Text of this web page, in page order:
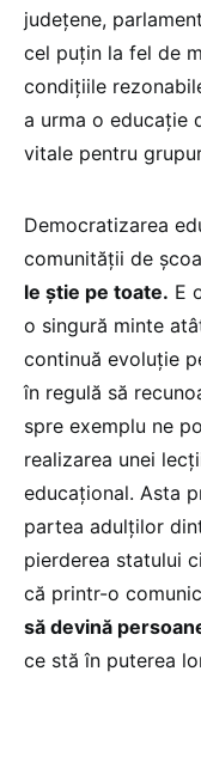
județene,
cel puțin la fel de
condițiile
a urma o educație
vitale pentru
Democratizarea
comunității de
le știe pe toate. E
o singură minte
continuă evoluție
în regulă să
spre exemplu ne
realizarea unei
educațional. Asta
partea adulților
pierderea statului
că printr-o
să devină
ce stă în puterea